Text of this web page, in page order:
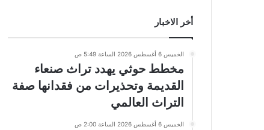
أخر الاخبار
الخميس 6 أغسطس 2026 الساعة 5:49 ص
مخطط حوثي يهدد تراث صنعاء
القديمة وتحذيرات من فقدانها صفة
التراث العالمي
الخميس 6 أغسطس 2026 الساعة 2:00 ص